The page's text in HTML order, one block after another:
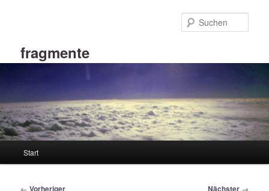
fragmente
Start
Beitragsnavigation
← Vorheriger Nächster →